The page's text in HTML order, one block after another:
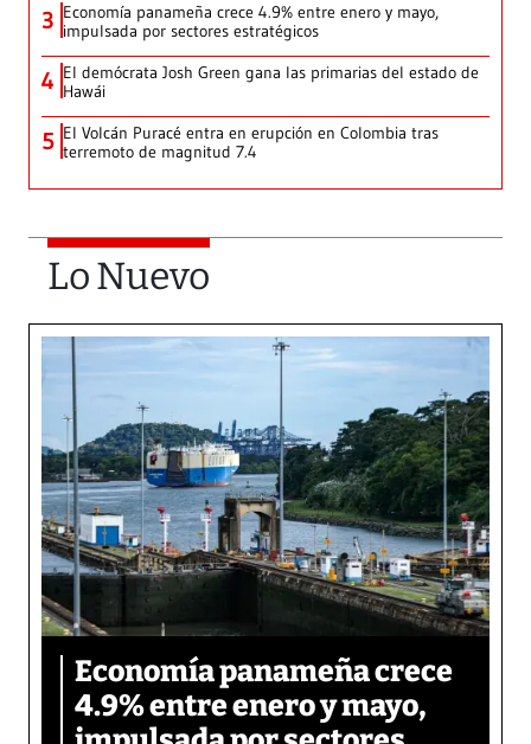
3 Economía panameña crece 4.9% entre enero y mayo,
impulsada por sectores estratégicos
4 El demócrata Josh Green gana las primarias del estado de
Hawái
5 El Volcán Puracé entra en erupción en Colombia tras
terremoto de magnitud 7.4
Lo Nuevo
Economía panameña crece
4.9% entre enero y mayo,